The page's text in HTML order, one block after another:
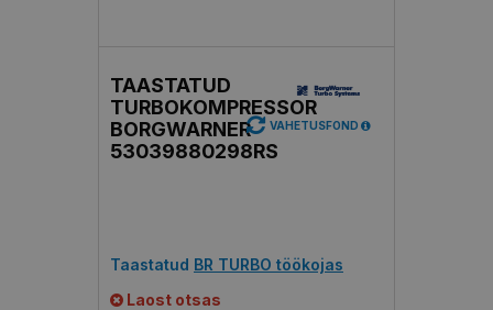
TAASTATUD
TURBOKOMPRESSOR
BORGWARNER
53039880298RS
Taastatud BR TURBO töökojas
Laost otsas
VAHETUSFOND